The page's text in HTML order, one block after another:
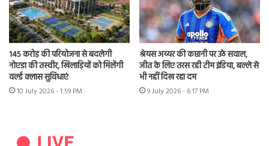
145 करोड़ की परियोजना से बदलेगी
नोएडा की तस्वीर, खिलाड़ियों को मिलेंगी
वर्ल्ड क्लास सुविधाएं
10 July 2026 - 1:59 PM
श्रेयस अय्यर की कप्तानी पर उठे सवाल,
जीत के लिए तरस रही टीम इंडिया, बल्ले से
भी नहीं दिख रहा दम
9 July 2026 - 6:17 PM